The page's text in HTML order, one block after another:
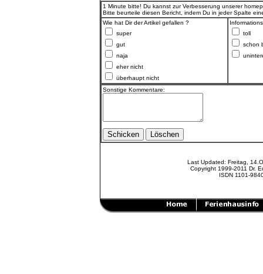
1 Minute bitte! Du kannst zur Verbesserung unserer
Bitte beurteile diesen Bericht, indem Du in jeder Spalte
Wie hat Dir der Artikel gefallen ?
super
gut
naja
eher nicht
überhaupt nicht
toll
schon
Sonstige Kommentare:
Last Updated: Freitag,
Copyright 1999-2011 Dr.
ISDN 1101-